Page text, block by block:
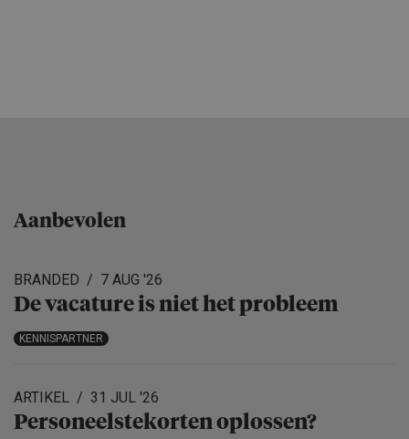
Aanbevolen
BRANDED 7 AUG '26
De vacature is niet het probleem
KENNISPARTNER
ARTIKEL 31 JUL '26
Personeels­te­korten oplossen?